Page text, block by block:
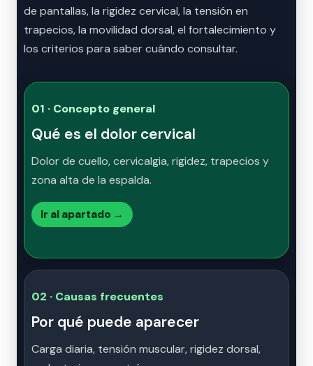
de pantallas, la rigidez cervical, la tensión en
trapecios, la movilidad dorsal, el fortalecimiento y
los criterios para saber cuándo consultar.
01 · Concepto general
Qué es el dolor cervical
Dolor de cuello, cervicalgia, rigidez, trapecios y
zona alta de la espalda.
Ir al apartado →
02 · Causas frecuentes
Por qué puede aparecer
Carga diaria, tensión muscular, rigidez dorsal,